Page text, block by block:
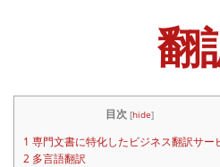
海外情報サ
問い合わせ
翻
目次 [hide]
1 専門文書に特化したビジネス翻訳サー
2 多言語翻訳